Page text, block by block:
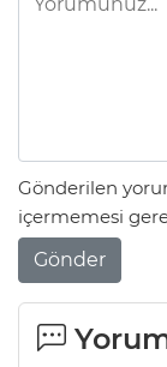
Gönderilen
içermemesi
Gönder